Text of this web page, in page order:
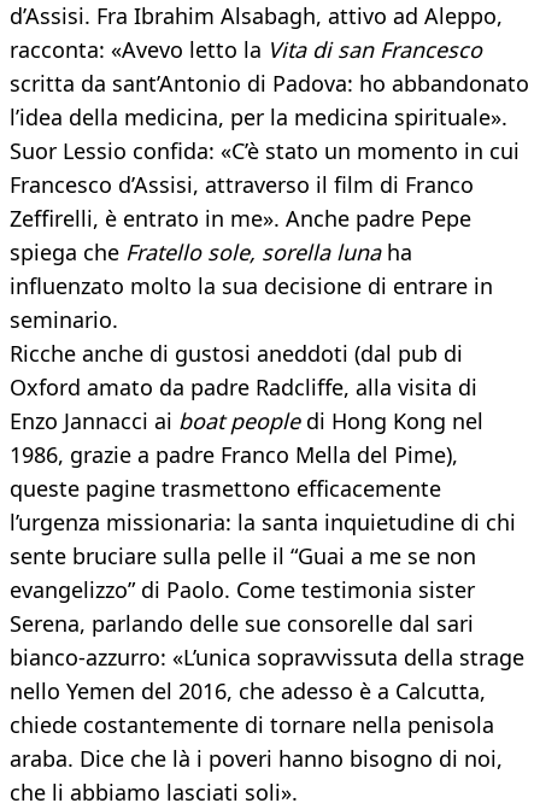
d’Assisi. Fra Ibrahim Alsabagh, attivo ad Aleppo,
racconta: «Avevo letto la Vita di san Francesco
scritta da sant’Antonio di Padova: ho abbandonato
l’idea della medicina, per la medicina spirituale».
Suor Lessio confida: «C’è stato un momento in cui
Francesco d’Assisi, attraverso il film di Franco
Zeffirelli, è entrato in me». Anche padre Pepe
spiega che Fratello sole, sorella lunaha
influenzato molto la sua decisione di entrare in
seminario.
Ricche anche di gustosi aneddoti (dal pub di
Oxford amato da padre Radcliffe, alla visita di
Enzo Jannacci ai boat peopledi Hong Kong nel
1986, grazie a padre Franco Mella del Pime),
queste pagine trasmettono efficacemente
l’urgenza missionaria: la santa inquietudine di chi
sente bruciare sulla pelle il “Guai a me se non
evangelizzo” di Paolo. Come testimonia sister
Serena, parlando delle sue consorelle dal sari
bianco-azzurro: «L’unica sopravvissuta della strage
nello Yemen del 2016, che adesso è a Calcutta,
chiede costantemente di tornare nella penisola
araba. Dice che là i poveri hanno bisogno di noi,
che li abbiamo lasciati soli».